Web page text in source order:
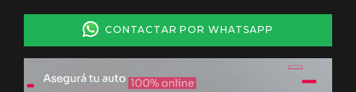
CONTACTAR POR WHATSAPP